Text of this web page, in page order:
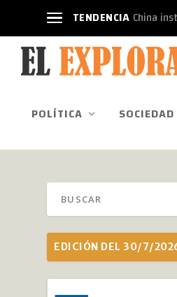
TENDENCIA China
POLÍTICA SOCIEDAD
EDICIÓN DEL 30/7/